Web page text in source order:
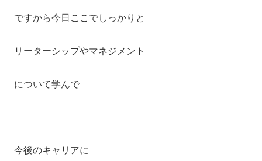
ですから今日ここでしっかりと
リーターシップやマネジメント
について学んで
今後のキャリアに